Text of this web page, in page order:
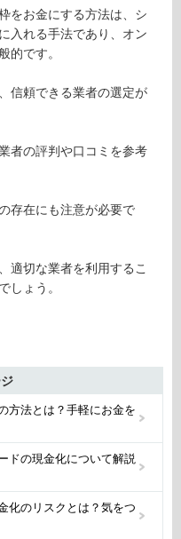
をお金にする方法は、シ
入れる手法であり、オン
的です。
信頼できる業者の選定が
者の評判や口コミを参考
存在にも注意が必要で
適切な業者を利用するこ
しょう。
方法とは？手軽にお金を
ドの現金化について解説
化のリスクとは？気をつ